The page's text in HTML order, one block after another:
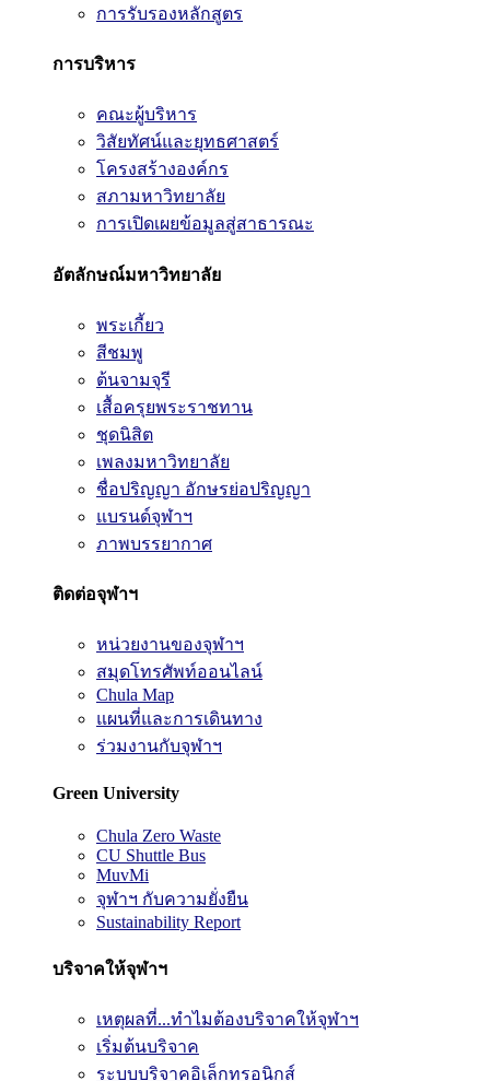
การรับรองหลักสูตร
การบริหาร
คณะผู้บริหาร
วิสัยทัศน์และยุทธศาสตร์
โครงสร้างองค์กร
สภามหาวิทยาลัย
การเปิดเผยข้อมูลสู่สาธารณะ
อัตลักษณ์มหาวิทยาลัย
พระเกี้ยว
สีชมพู
ต้นจามจุรี
เสื้อครุยพระราชทาน
ชุดนิสิต
เพลงมหาวิทยาลัย
ชื่อปริญญา อักษรย่อปริญญา
แบรนด์จุฬาฯ
ภาพบรรยากาศ
ติดต่อจุฬาฯ
หน่วยงานของจุฬาฯ
สมุดโทรศัพท์ออนไลน์
Chula Map
แผนที่และการเดินทาง
ร่วมงานกับจุฬาฯ
Green University
Chula Zero Waste
CU Shuttle Bus
MuvMi
จุฬาฯ กับความยั่งยืน
Sustainability Report
บริจาคให้จุฬาฯ
เหตุผลที่...ทำไมต้องบริจาคให้จุฬาฯ
เริ่มต้นบริจาค
ระบบบริจาคอิเล็กทรอนิกส์